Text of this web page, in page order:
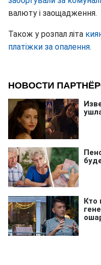
валюту і заощадження.
Також у розпал літа
платіжки за опалення.